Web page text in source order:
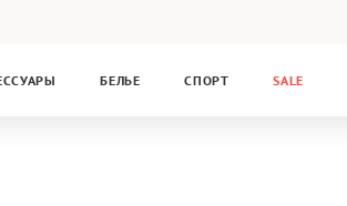
БЕЛЬЕ СПОРТ SALE